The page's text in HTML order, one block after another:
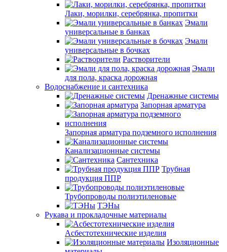
Лаки, морилки, серебрянка, пропитки
Эмали
универсальные в банках
Эмали
универсальные в бочках
Растворители
Эмали
для пола, краска дорожная
Водоснабжение и сантехника
Дренажные системы
Запорная арматура
Запорная арматура подземного исполнения
Канализационные системы
Сантехника
Трубная
продукция ППР
Трубопроводы полиэтиленовые
ТЭНы
Рукава и прокладочные материалы
Асбестотехнические изделия
Изоляционные